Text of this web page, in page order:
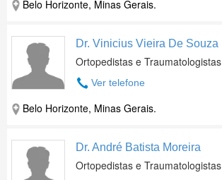
Belo Horizonte, Minas Gerais.
Dr. Vinicius Vieira De Souza
Ortopedistas e Traumatologistas
Ver telefone
Belo Horizonte, Minas Gerais.
Dr. André Batista Moreira
Ortopedistas e Traumatologistas